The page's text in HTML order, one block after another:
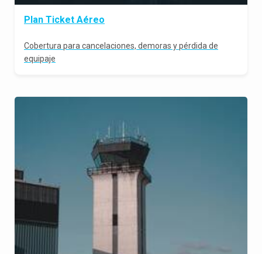
Plan Ticket Aéreo
Cobertura para cancelaciones, demoras y pérdida de
equipaje